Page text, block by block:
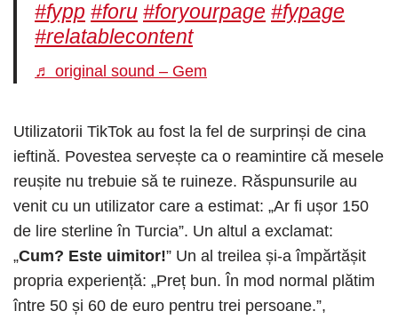
#fypp #foru #foryourpage #fypage
#relatablecontent
♬ original sound – Gem
Utilizatorii TikTok au fost la fel de surprinși de cina
ieftină. Povestea servește ca o reamintire că mesele
reușite nu trebuie să te ruineze. Răspunsurile au
venit cu un utilizator care a estimat: „Ar fi ușor 150
de lire sterline în Turcia”. Un altul a exclamat:
„Cum? Este uimitor!” Un al treilea și-a împărtășit
propria experiență: „Preț bun. În mod normal plătim
între 50 și 60 de euro pentru trei persoane.”,